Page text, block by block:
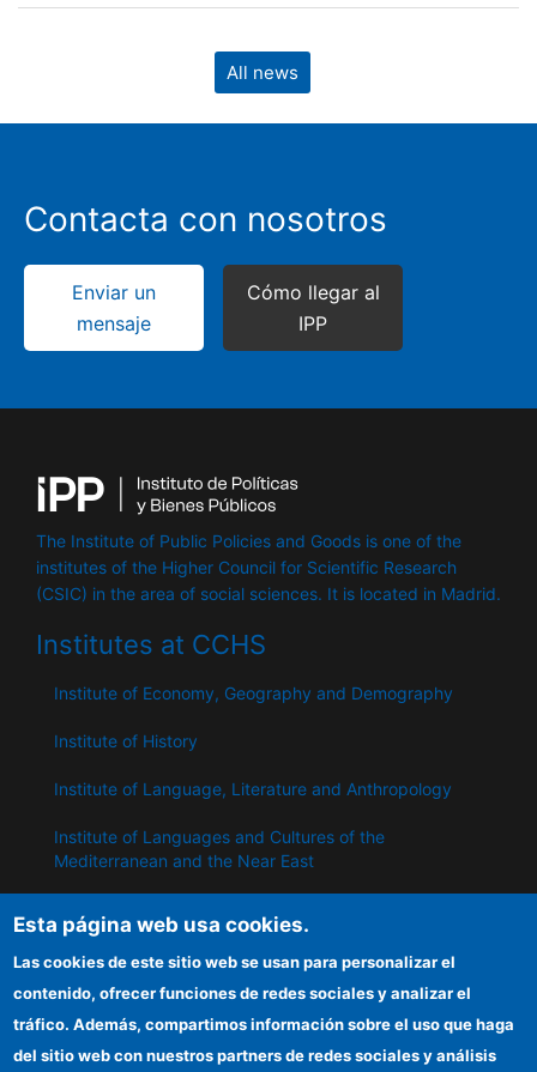
All news
Contacta con nosotros
Enviar un
mensaje
Cómo llegar al
IPP
The Institute of Public Policies and Goods is one of the
institutes of the Higher Council for Scientific Research
(CSIC) in the area of ​​social sciences. It is located in Madrid.
Institutes at CCHS
Institute of Economy, Geography and Demography
Institute of History
Institute of Language, Literature and Anthropology
Institute of Languages ​​and Cultures of the
Mediterranean and the Near East
Institute of Public Policies and Goods
IPP
Esta página web usa cookies.
Las cookies de este sitio web se usan para personalizar el
contenido, ofrecer funciones de redes sociales y analizar el
tráfico. Además, compartimos información sobre el uso que haga
del sitio web con nuestros partners de redes sociales y análisis